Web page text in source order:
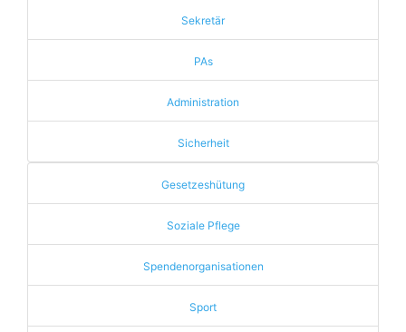
Sekretär
PAs
Administration
Sicherheit
Gesetzeshütung
Soziale Pflege
Spendenorganisationen
Sport